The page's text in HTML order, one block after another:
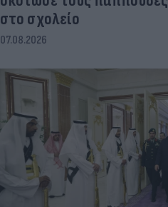
στο σχολείο
07.08.2026